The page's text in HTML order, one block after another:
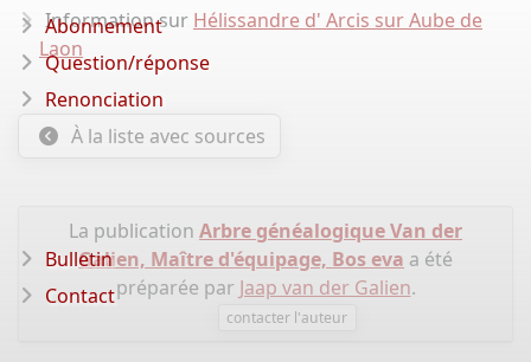
Information sur Hélissandre d' Arcis sur Aube de
Laon
À la liste avec sources
La publication Arbre généalogique Van der
Galien, Maître d'équipage, Bos eva a été
préparée par Jaap van der Galien.
contacter l'auteur
Abonnement
Question/réponse
Renonciation
Bulletin
Contact